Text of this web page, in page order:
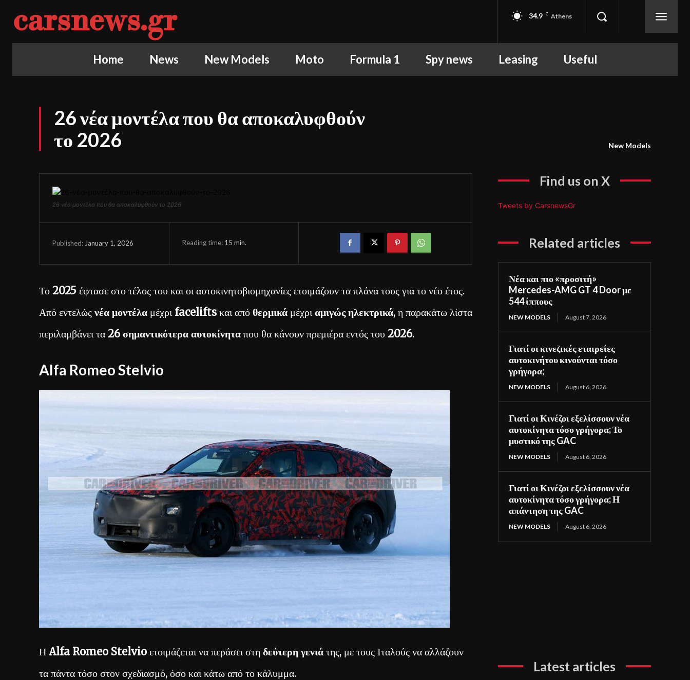
carsnews.gr 34.9 C Athens
Home News New Models Moto Formula 1 Spy news Leasing Useful
26 νέα μοντέλα που θα αποκαλυφθούν
το 2026
New Models
26 νέα μοντέλα που θα αποκαλυφθούν το 2026
Published: January 1, 2026 Reading time: 15 min.
Το 2025 έφτασε στο τέλος του και οι αυτοκινητοβιομηχανίες ετοιμάζουν τα πλάνα τους για το νέο έτος.
Από εντελώς νέα μοντέλα μέχρι facelifts και από θερμικά μέχρι αμιγώς ηλεκτρικά, η παρακάτω λίστα
περιλαμβάνει τα 26 σημαντικότερα αυτοκίνητα που θα κάνουν πρεμιέρα εντός του 2026.
Alfa Romeo Stelvio
Η Alfa Romeo Stelvioετοιμάζεται να περάσει στη δεύτερη γενιά της, με τους Ιταλούς να αλλάζουν
τα πάντα τόσο στον σχεδιασμό, όσο και κάτω από το κάλυμμα.
Find us on X
Tweets by CarsnewsGr
Related articles
Νέα και πιο «προσιτή»
Mercedes-AMG GT 4 Door με
544 ίππους
NEW MODELS August 7, 2026
Γιατί οι κινεζικές εταιρείες
αυτοκινήτου κινούνται τόσο
γρήγορα;
NEW MODELS August 6, 2026
Γιατί οι Κινέζοι εξελίσσουν νέα
αυτοκίνητα τόσο γρήγορα; Το
μυστικό της GAC
NEW MODELS August 6, 2026
Γιατί οι Κινέζοι εξελίσσουν νέα
αυτοκίνητα τόσο γρήγορα; Η
απάντηση της GAC
NEW MODELS August 6, 2026
Latest articles